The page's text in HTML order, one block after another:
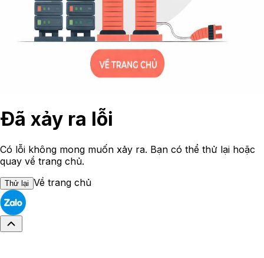
Đã xảy ra lỗi
Có lỗi không mong muốn xảy ra. Bạn có thể thử lại hoặc
quay về trang chủ.
Thử lại Về trang chủ